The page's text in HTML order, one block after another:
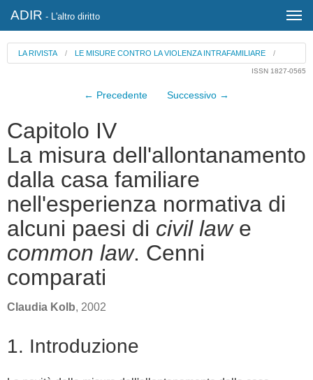
ADIR - L'altro diritto
LA RIVISTA / LE MISURE CONTRO LA VIOLENZA INTRAFAMILIARE/
ISSN 1827-0565
← Precedente Successivo →
Capitolo IV
La misura dell'allontanamento
dalla casa familiare
nell'esperienza normativa di
alcuni paesi di civil lawe
common law. Cenni
comparati
Claudia Kolb, 2002
1. Introduzione